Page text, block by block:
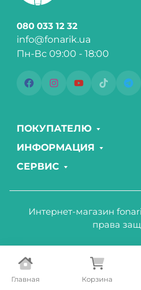
Главная Корзина
080 033 12 32
info@fonarik.ua
Пн-Вс 09:00 - 18:00
ПОКУПАТЕЛЮ
ИНФОРМАЦИЯ
СЕРВИС
Интернет-магазин
права